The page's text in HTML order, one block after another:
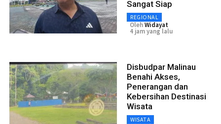
Sangat Siap
REGIONAL
OlehWidayat
4 jam yang lalu
Disbudpar Malinau
Benahi Akses,
Penerangan dan
Kebersihan Destinasi
Wisata
WISATA